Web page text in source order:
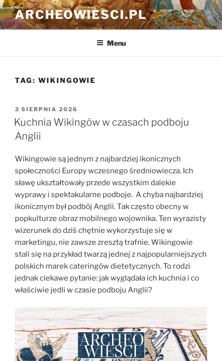
Przejdź
do
treści
ARCHEOWIESCI.PL
Menu
TAG: WIKINGOWIE
OPUBLIKOWANE
W
3 SIERPNIA 2026
Kuchnia Wikingów w czasach podboju
Anglii
Wikingowie są jednym z najbardziej ikonicznych
społeczności Europy wczesnego średniowiecza. Ich
sławę ukształtowały przede wszystkim dalekie
wyprawy i spektakularne podboje. A chyba najbardziej
ikonicznym był podbój Anglii. Tak często obecny w
popkulturze obraz mobilnego wojownika. Ten wyrazisty
wizerunek do dziś chętnie wykorzystuje się w
marketingu, nie zawsze zresztą trafnie. Wikingowie
stali się na przykład twarzą jednej z najpopularniejszych
polskich marek cateringów dietetycznych. To rodzi
jednak ciekawe pytanie: jak wyglądała ich kuchnia i co
właściwie jedli w czasie podboju Anglii?